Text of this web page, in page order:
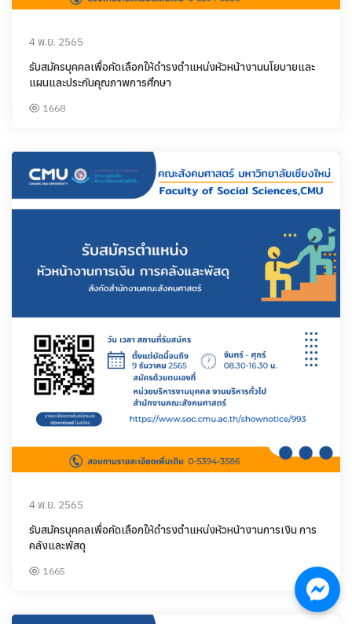
4 พ.ย. 2565
รับสมัครบุคคลเพื่อคัดเลือกให้ดำรงตำแหน่งหัวหน้างานนโยบายและ
แผนและประกันคุณภาพการศึกษา
1668
4 พ.ย. 2565
รับสมัครบุคคลเพื่อคัดเลือกให้ดำรงตำแหน่งหัวหน้างานการเงิน การ
คลังและพัสดุ
1665